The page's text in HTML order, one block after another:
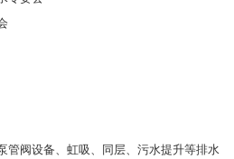
管阀设备、虹吸、同层、污水提升等排水